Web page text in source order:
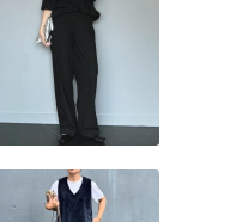
く見せる締め役として活躍
しますよ。